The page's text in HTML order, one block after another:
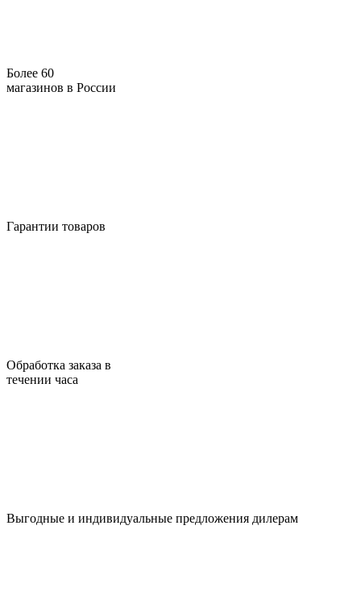
Более 60
магазинов в России
Гарантии товаров
Обработка заказа в
течении часа
Выгодные и индивидуальные предложения дилерам